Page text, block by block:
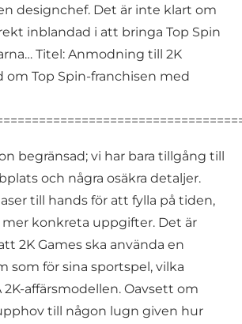
designchef. Det är inte klart om
inblandad i att bringa Top Spin
Titel: Anmodning till 2K
om Top Spin-franchisen med
begränsad; vi har bara tillgång till
och några osäkra detaljer.
till hands för att fylla på tiden,
konkreta uppgifter. Det är
2K Games ska använda en
som för sina sportspel, vilka
2K-affärsmodellen. Oavsett om
till någon lugn given hur